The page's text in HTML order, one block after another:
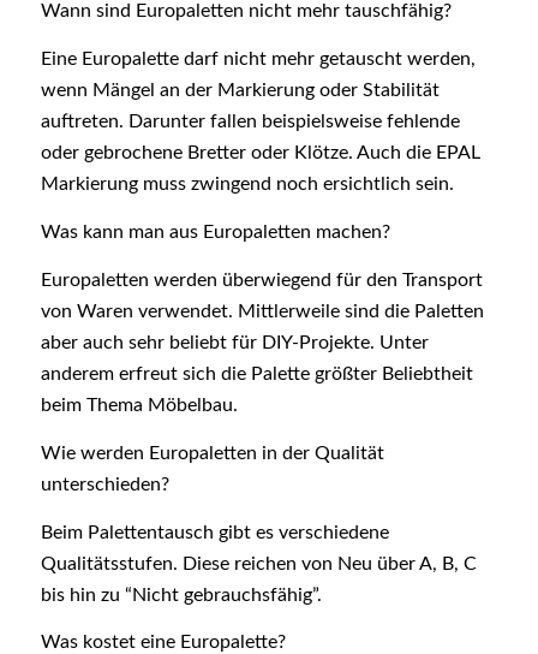
Wann sind Europaletten nicht mehr tauschfähig?
Eine Europalette darf nicht mehr getauscht werden,
wenn Mängel an der Markierung oder Stabilität
auftreten. Darunter fallen beispielsweise fehlende
oder gebrochene Bretter oder Klötze. Auch die EPAL
Markierung muss zwingend noch ersichtlich sein.
Was kann man aus Europaletten machen?
Europaletten werden überwiegend für den Transport
von Waren verwendet. Mittlerweile sind die Paletten
aber auch sehr beliebt für DIY-Projekte. Unter
anderem erfreut sich die Palette größter Beliebtheit
beim Thema Möbelbau.
Wie werden Europaletten in der Qualität
unterschieden?
Beim Palettentausch gibt es verschiedene
Qualitätsstufen. Diese reichen von Neu über A, B, C
bis hin zu “Nicht gebrauchsfähig”.
Was kostet eine Europalette?